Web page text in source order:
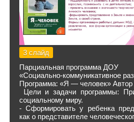
3 слайд
Парциальная программа ДОУ
«Социально-коммуникативное
Программа: «Я — человек»
Цели и задачи программы:
социальному миру.
- Сформировать у ребенка
как о представителе